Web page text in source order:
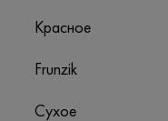
Красное
Frunzik
Сухое